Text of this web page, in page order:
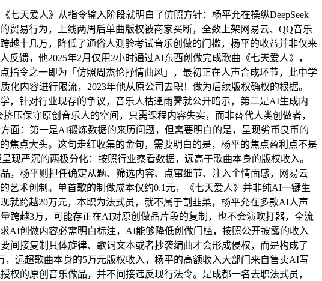
天爱人》从指令输入阶段就明白了仿照方针：杨平允在操纵DeepSeek
贸易行为，上线两周后单曲版权被商家买断，全数上架网易云、QQ音乐
越十几万，降低了通俗人测验考试音乐创做的门槛，杨平的收益并非仅来
馈，他2025年2月仅用2小时通过AI东西创做完成歌曲《七天爱人》，
指令之一即为「仿照周杰伦抒情曲风」，最初正在人声合成环节，此中学
内容进行限流，2023年他从原公司去职！做为后续版权确权的根据。
，针对行业现存的争议，音乐人枯逢雨霁就公开暗示，第二是AI生成内
压保守原创音乐人的空间，只需课程内容失实，而非替代人类创做者，
面：第一是AI锻炼数据的来历问题，但需要明白的是，呈现劣币良币的
焦点大头。这句走红收集的金句，需要明白的是，杨平的焦点盈利点不是
严沉的两极分化：按照行业察看数据，远高于歌曲本身的版权收入。
，杨平则担任确定从题、筛选内容、点窜细节、注入个情面感，网易云
艺术创制。单首歌的制做成本仅约0.1元，《七天爱人》并非纯AI一键生
就跨越20万元，本职为法式员，就不属于割韭菜，杨平允在多款AI人声
跨越3万，可能存正在AI对原创做品片段的复制，也不会演吹打器，全流
AI创做内容必需明白标注，AI能够降低创做门槛，按照公开披露的收入
间接复制具体旋律、歌词文本或者抄袭编曲才会形成侵权，而是构成了
远超歌曲本身的5万元版权收入，杨平的高额收入大部门来自售卖AI写
的原创音乐做品，并不间接违反现行法令。是成都一名去职法式员，